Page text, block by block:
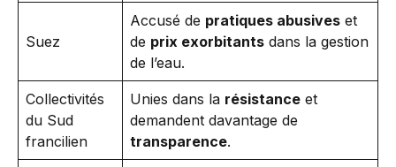
Suez
Accusé de pratiques abusives et
de prix exorbitants dans la gestion
de l’eau.
Collectivités
du Sud
francilien
Unies dans la résistance et
demandent davantage de
transparence.